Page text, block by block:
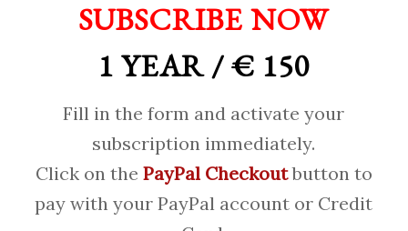
SUBSCRIBE NOW
1 YEAR / € 150
Fill in the form and activate your
subscription immediately.
Click on the PayPal Checkoutbutton to
pay with your PayPal account or Credit